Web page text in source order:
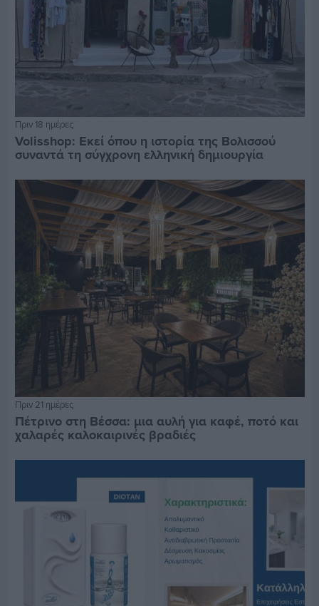
Πριν 18 ημέρες
Volisshop: Εκεί όπου η ιστορία της Βολισσού
συναντά τη σύγχρονη ελληνική δημιουργία
Πριν 21 ημέρες
Πέτρινο στη Βέσσα: μια αυλή για καφέ, ποτό και
χαλαρές καλοκαιρινές βραδιές